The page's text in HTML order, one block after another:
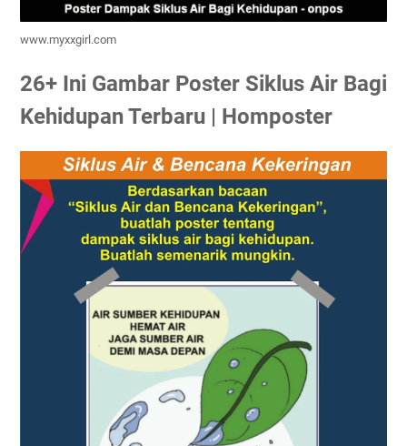
www.myxxgirl.com
26+ Ini Gambar Poster Siklus Air Bagi
Kehidupan Terbaru | Homposter